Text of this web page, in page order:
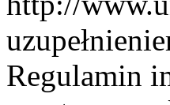
Regulamin